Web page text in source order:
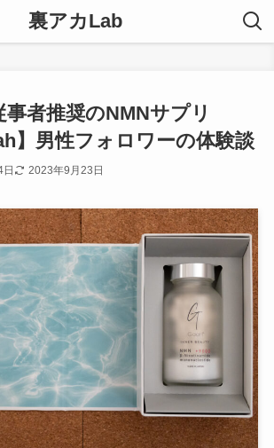
裏アカLab
事者推奨のNMNサプリ
】男性フォロワーの体験談
2023年9月23日